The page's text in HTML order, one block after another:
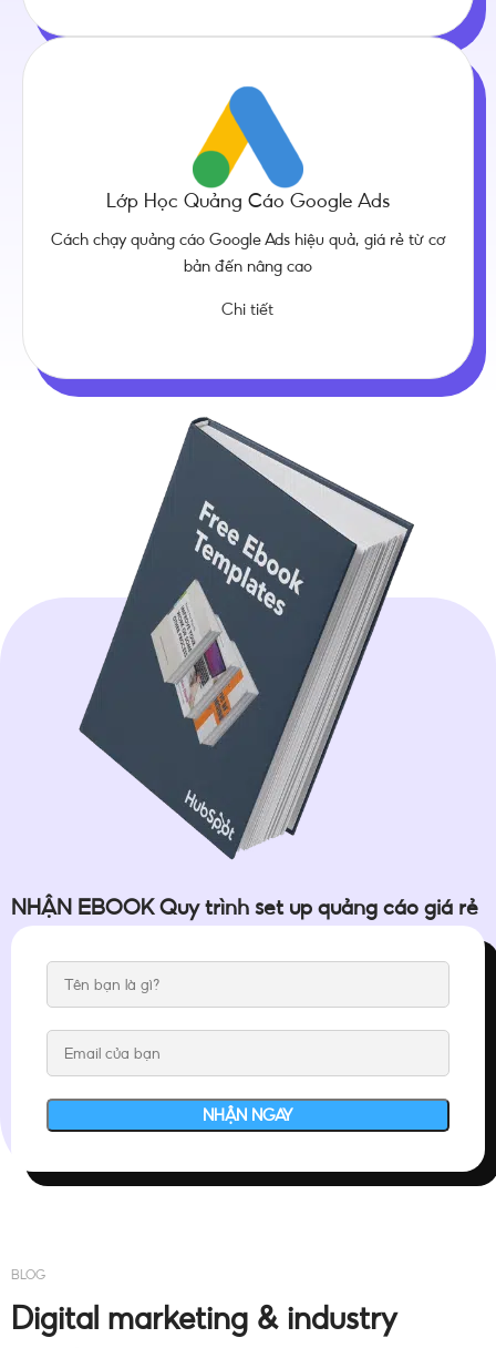
Lớp Học Quảng Cáo Google Ads
Cách chạy quảng cáo Google Ads hiệu quả, giá rẻ từ cơ
bản đến nâng cao
Chi tiết
NHẬN EBOOK Quy trình set up quảng cáo giá rẻ
BLOG
Digital marketing & industry